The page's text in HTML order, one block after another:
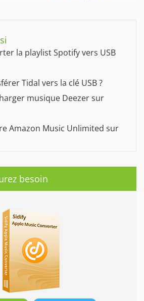
la playlist Spotify vers USB
Tidal vers la clé USB ?
musique Deezer sur
Amazon Music Unlimited sur
besoin